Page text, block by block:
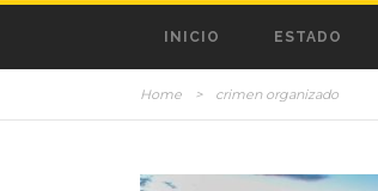
INICIO ESTADO
Home > crimen organizado